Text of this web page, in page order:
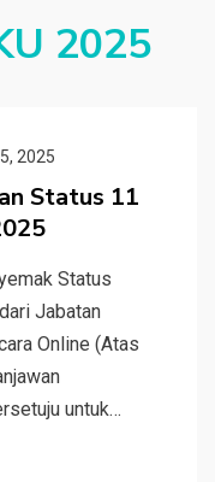
2025
2025
Status 11
Status
Jabatan
Online (Atas
untuk…